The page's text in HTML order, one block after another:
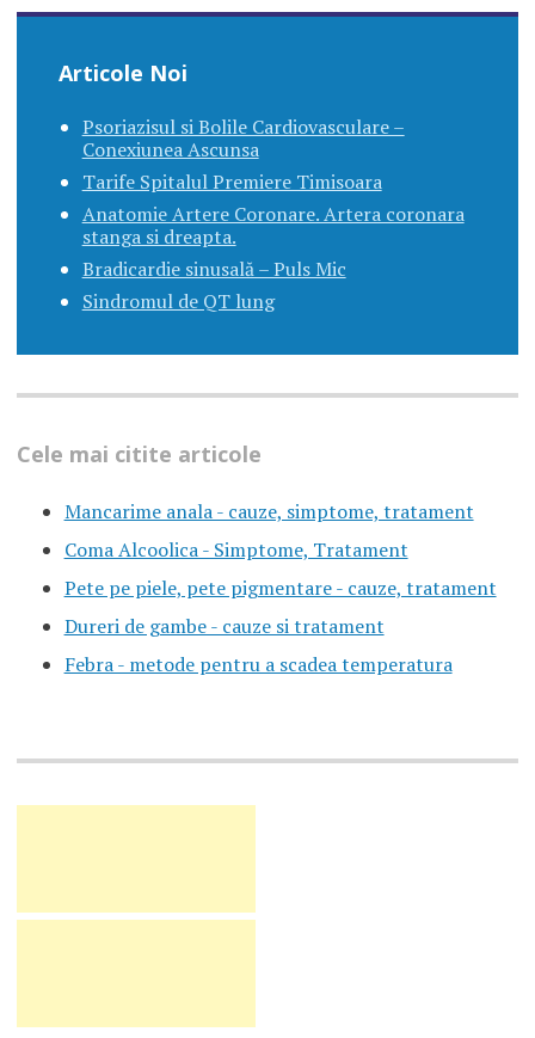
Articole Noi
Psoriazisul si Bolile Cardiovasculare –
Conexiunea Ascunsa
Tarife Spitalul Premiere Timisoara
Anatomie Artere Coronare. Artera coronara
stanga si dreapta.
Bradicardie sinusală – Puls Mic
Sindromul de QT lung
Cele mai citite articole
Mancarime anala - cauze, simptome, tratament
Coma Alcoolica - Simptome, Tratament
Pete pe piele, pete pigmentare - cauze, tratament
Dureri de gambe - cauze si tratament
Febra - metode pentru a scadea temperatura